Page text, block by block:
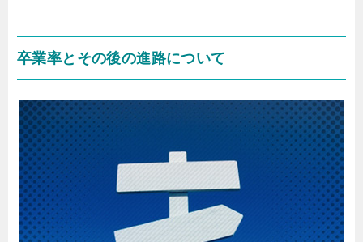
卒業率とその後の進路について